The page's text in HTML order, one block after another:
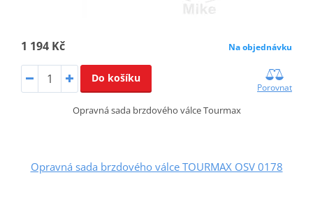
1 194 Kč Na objednávku
Do košíku
Porovnat
Opravná sada brzdového válce Tourmax
Opravná sada brzdového válce TOURMAX OSV 0178